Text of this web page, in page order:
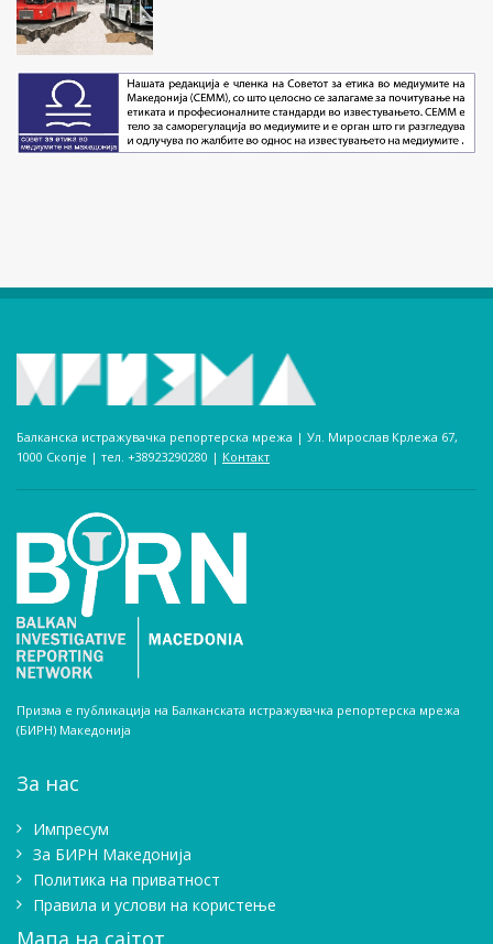
Балканска истражувачка репортерска мрежа | Ул. Мирослав Крлежа 67,
1000 Скопје | тел. +38923290280­ | Контакт
Призма е публикација на Балканската истражувачка репортерска мрежа
(БИРН) Македонија
За нас
Импресум
Зa БИРН Македонија
Политика на приватност
Правила и услови на користење
Мапа на сајтот